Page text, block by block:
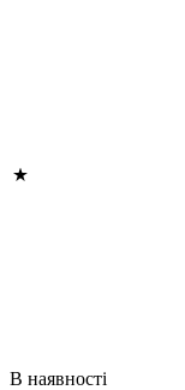
В наявності